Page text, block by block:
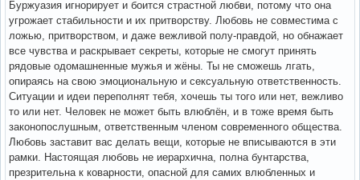
Буржуазия игнорирует и боится страстной любви, потому что она
угрожает стабильности и их притворству. Любовь не совместима с
ложью, притворством, и даже вежливой полу-правдой, но обнажает
все чувства и раскрывает секреты, которые не смогут принять
рядовые одомашненные мужья и жёны. Ты не сможешь лгать,
опираясь на свою эмоциональную и сексуальную ответственность.
Ситуации и идеи переполнят тебя, хочешь ты того или нет, вежливо
то или нет. Человек не может быть влюблён, и в тоже время быть
законопослушным, ответственным членом современного общества.
Любовь заставит вас делать вещи, которые не вписываются в эти
рамки. Настоящая любовь не иерархична, полна бунтарства,
презрительна к коварности, опасной для самих влюбленных и